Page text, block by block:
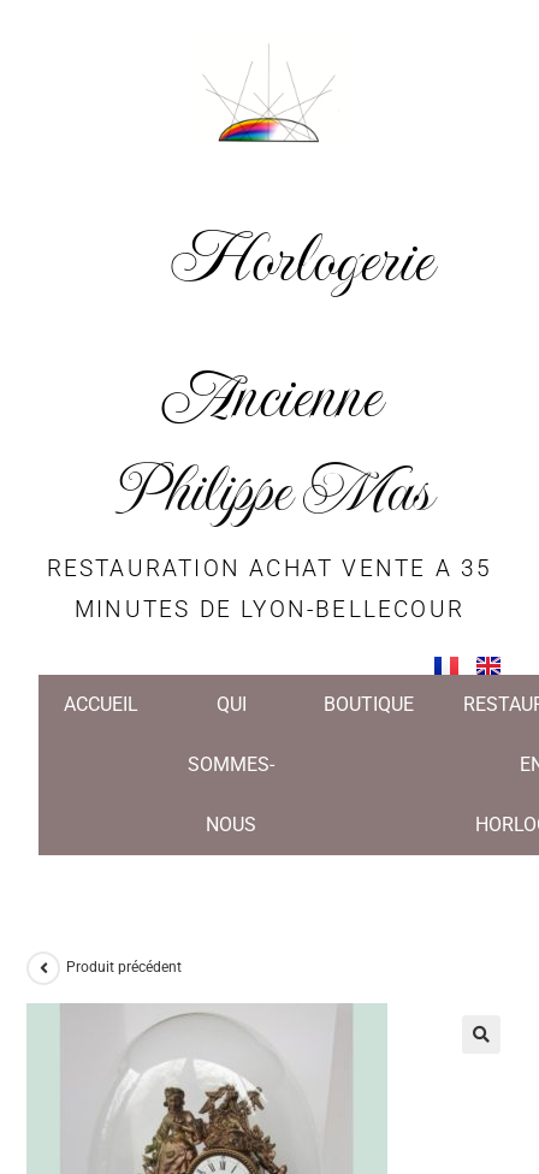
Horlogerie
Ancienne
Philippe Mas
RESTAURATION ACHAT VENTE A 35
MINUTES DE LYON-BELLECOUR
ACCUEIL QUI
SOMMES-
NOUS
BOUTIQUE
Produit précédent